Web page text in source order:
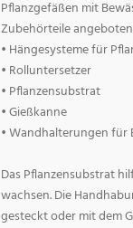
Pflanzgefäßen mit
Zubehörteile
• Hängesysteme für
• Rolluntersetzer
• Pflanzensubstrat
• Gießkanne
• Wandhalterungen für
Das Pflanzensubstrat
wachsen. Die
gesteckt oder mit dem